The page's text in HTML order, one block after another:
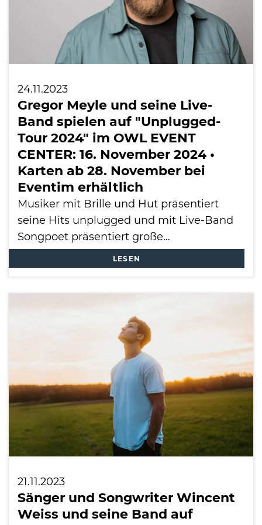
24.11.2023
Gregor Meyle und seine Live-
Band spielen auf "Unplugged-
Tour 2024" im OWL EVENT
CENTER: 16. November 2024 •
Karten ab 28. November bei
Eventim erhältlich
Musiker mit Brille und Hut präsentiert
seine Hits unplugged und mit Live-Band
Songpoet präsentiert große…
LESEN
21.11.2023
Sänger und Songwriter Wincent
Weiss und seine Band auf